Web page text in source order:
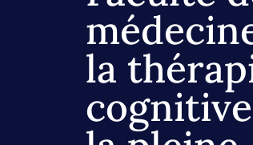
la